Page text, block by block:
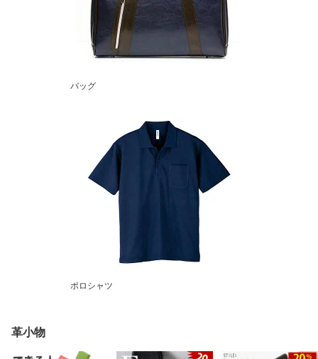
バッグ
ポロシャツ
革小物